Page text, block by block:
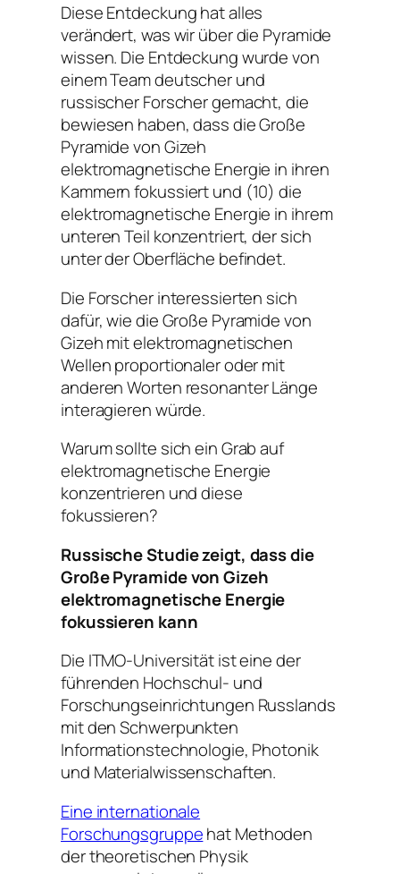
Diese Entdeckung hat alles
verändert, was wir über die Pyramide
wissen. Die Entdeckung wurde von
einem Team deutscher und
russischer Forscher gemacht, die
bewiesen haben, dass die Große
Pyramide von Gizeh
elektromagnetische Energie in ihren
Kammern fokussiert und (10) die
elektromagnetische Energie in ihrem
unteren Teil konzentriert, der sich
unter der Oberfläche befindet.
Die Forscher interessierten sich
dafür, wie die Große Pyramide von
Gizeh mit elektromagnetischen
Wellen proportionaler oder mit
anderen Worten resonanter Länge
interagieren würde.
Warum sollte sich ein Grab auf
elektromagnetische Energie
konzentrieren und diese
fokussieren?
Russische Studie zeigt, dass die
Große Pyramide von Gizeh
elektromagnetische Energie
fokussieren kann
Die ITMO-Universität ist eine der
führenden Hochschul- und
Forschungseinrichtungen Russlands
mit den Schwerpunkten
Informationstechnologie, Photonik
und Materialwissenschaften.
Eine internationale
Forschungsgruppehat Methoden
der theoretischen Physik